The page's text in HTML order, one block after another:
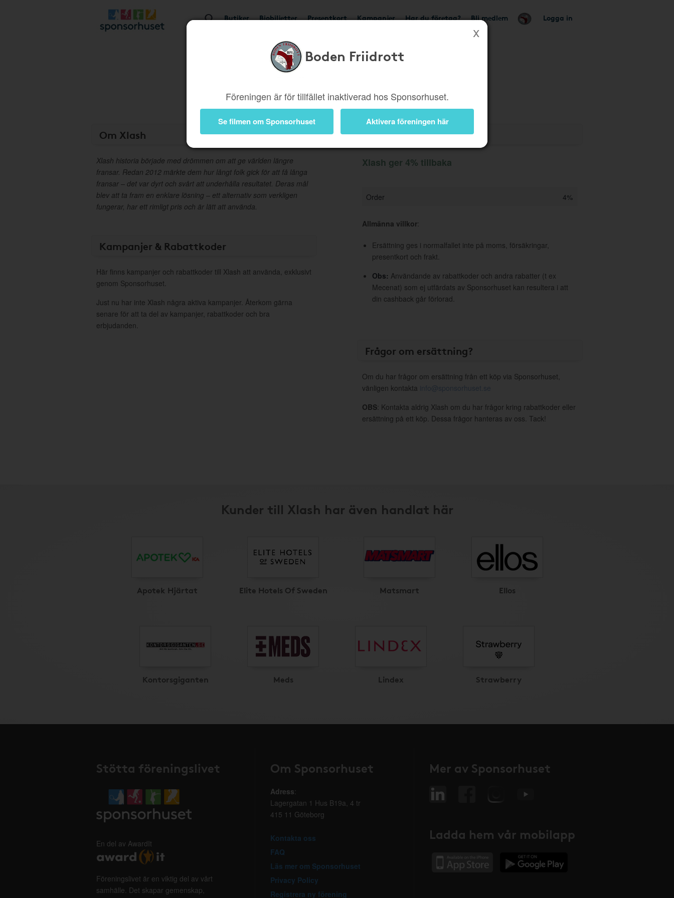
Butiker Biobiljetter Presentkort Kampanjer Har du företag? Bli medlem Logga in
Boden Friidrott
Föreningen är för tillfället inaktiverad hos Sponsorhuset.
Se filmen om Sponsorhuset Aktivera föreningen här
Om Xlash
Xlash historia började med drömmen om att ge världen längre
fransar. Redan 2012 märkte dem hur långt folk gick för att få långa
fransar – det var dyrt och svårt att underhålla resultatet. Deras mål
blev att ta fram en enklare lösning – ett alternativ som verkligen
fungerar, har ett rimligt pris och är lätt att använda.
Kampanjer & Rabattkoder
Här finns kampanjer och rabattkoder till Xlash att använda, exklusivt
genom Sponsorhuset.
Just nu har inte Xlash några aktiva kampanjer. Återkom gärna
senare för att ta del av kampanjer, rabattkoder och bra
erbjudanden.
Information
Xlash ger 4% tillbaka
Order 4%
Allmänna villkor:
Ersättning ges i normalfallet inte på moms, försäkringar,
presentkort och frakt.
Obs: Användande av rabattkoder och andra rabatter (t ex
Mecenat) som ej utfärdats av Sponsorhuset kan resultera i att
din cashback går förlorad.
Frågor om ersättning?
Om du har frågor om ersättning från ett köp via Sponsorhuset,
vänligen kontakta info@sponsorhuset.se
OBS: Kontakta aldrig Xlash om du har frågor kring rabattkoder eller
ersättning på ett köp. Dessa frågor hanteras av oss. Tack!
Kunder till Xlash har även handlat här
Apotek Hjärtat Elite Hotels Of Sweden Matsmart Ellos
Kontorsgiganten Meds Lindex Strawberry
Stötta föreningslivet
En del av AwardIt
Föreningslivet är en viktig del av vårt
samhälle. Det skapar gemenskap,
Om Sponsorhuset
Adress:
Lagergatan 1 Hus B19a, 4 tr
415 11 Göteborg
Kontakta oss
FAQ
Läs mer om Sponsorhuset
Privacy Policy
Registrera ny förening
Mer av Sponsorhuset
Ladda hem vår mobilapp